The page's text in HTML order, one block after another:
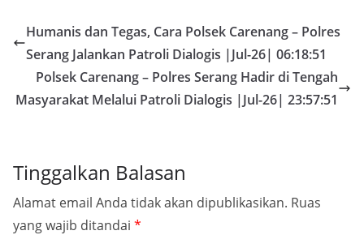
Humanis dan Tegas, Cara Polsek Carenang – Polres
Serang Jalankan Patroli Dialogis |Jul-26| 06:18:51
Polsek Carenang – Polres Serang Hadir di Tengah
Masyarakat Melalui Patroli Dialogis |Jul-26| 23:57:51
Tinggalkan Balasan
Alamat email Anda tidak akan dipublikasikan. Ruas
yang wajib ditandai *